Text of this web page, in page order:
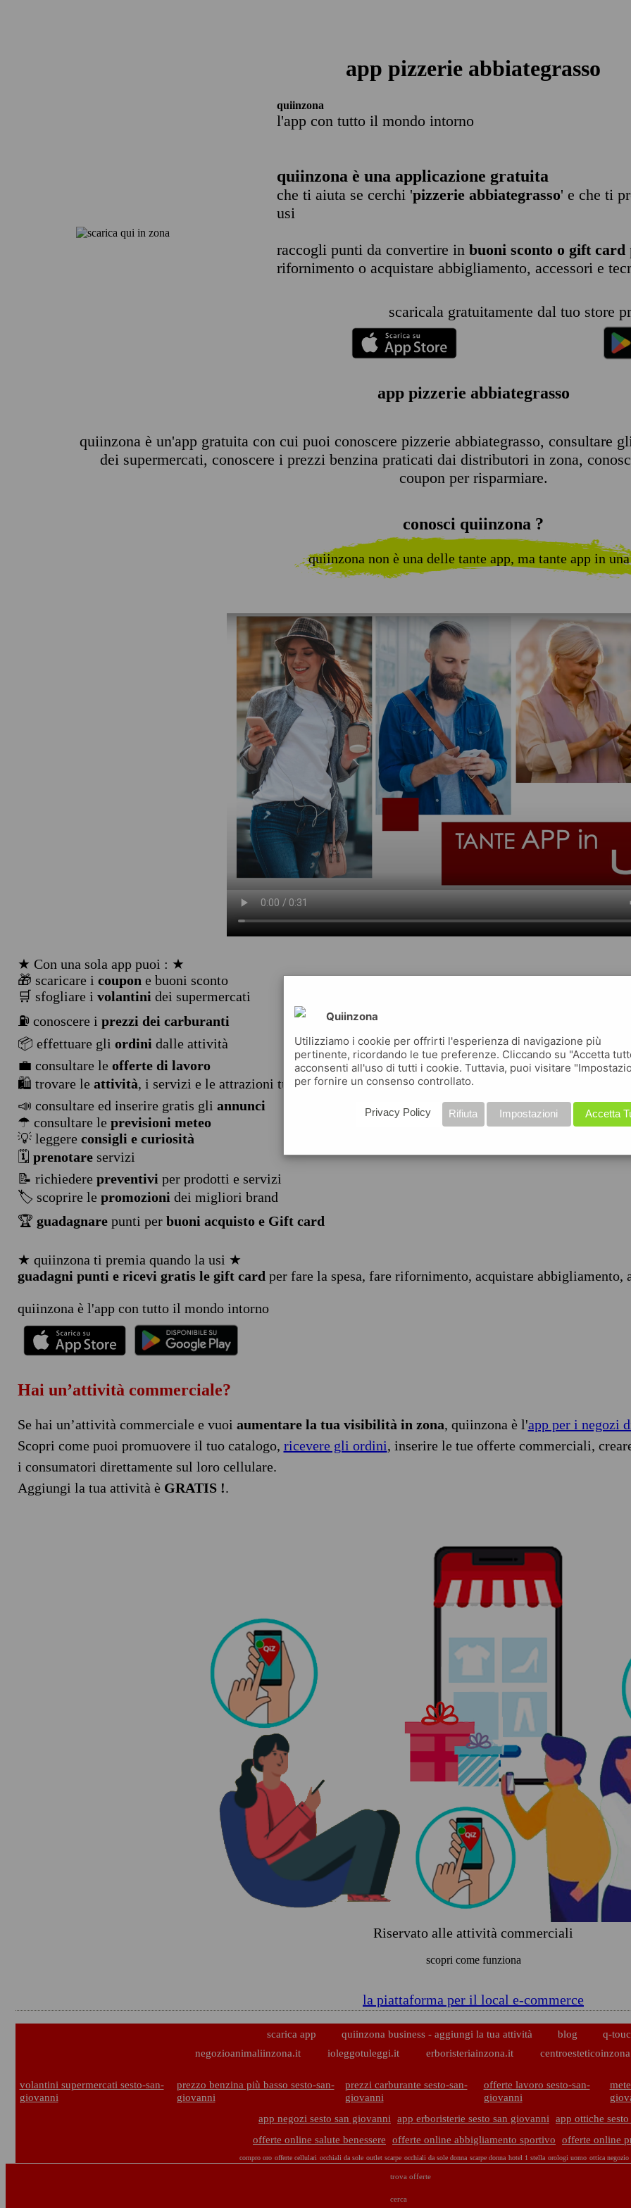
app pizzerie abbiategrasso
quiinzona
l'app con tutto il mondo intorno
quiinzona è una applicazione gratuita
che ti aiuta se cerchi 'pizzerie abbiategrasso' e che ti
usi
raccogli punti da convertire in buoni sconto o gift card
rifornimento o acquistare abbigliamento, accessori e
scaricala gratuitamente dal tuo store
app pizzerie abbiategrasso
quiinzona è un'app gratuita con cui puoi conoscere pizzerie abbiategrasso, consultare
dei supermercati, conoscere i prezzi benzina praticati dai distributori in zona,
coupon per risparmiare.
conosci quiinzona ?
quiinzona non è una delle tante app, ma tante app in
★ Con una sola app puoi : ★
🎁 scaricare i coupon e buoni sconto
🛒 sfogliare i volantini dei supermercati
⛽ conoscere i prezzi dei carburanti
📦 effettuare gli ordini dalle attività
💼 consultare le offerte di lavoro
🛍️ trovare le attività, i servizi e le attrazioni turistiche
📣 consultare ed inserire gratis gli annunci
☂ consultare le previsioni meteo
💡 leggere consigli e curiosità
🗓️ prenotareservizi
📝 richiedere preventivi per prodotti e servizi
🏷️ scoprire le promozioni dei migliori brand
🏆 guadagnarepunti per buoni acquisto e Gift card
★ quiinzona ti premia quando la usi ★
guadagni punti e ricevi gratis le gift card per fare la spesa, fare rifornimento, acquistare abbigliamento,
quiinzona è l'app con tutto il mondo intorno
Hai un’attività commerciale?
Se hai un’attività commerciale e vuoi aumentare la tua visibilità in zona, quiinzona è l'app per i negozi
Scopri come puoi promuovere il tuo catalogo, ricevere gli ordini, inserire le tue offerte commerciali,
i consumatori direttamente sul loro cellulare.
Aggiungi la tua attività è GRATIS !.
Riservato alle attività commerciali
scopri come funziona
la piattaforma per il local e-commerce
scarica app quiinzona business - aggiungi la tua attività blog
q-
negozioanimaliinzona.it
ioleggotuleggi.it erboristeriainzona.it
volantini supermercati sesto-san-
giovanni
prezzo benzina più basso sesto-san-
giovanni
prezzi carburante sesto-san-
giovanni
offerte lavoro sesto-san-
giovanni
app negozi sesto san giovanni
app erboristerie sesto san giovanni
app ottiche
offerte online salute benessere
offerte online abbigliamento sportivo offerte online
compro oro offerte cellulari occhiali da sole outlet scarpe occhiali da sole donna scarpe donna hotel 1 stella orologi uomo ottica negozio
trova offerte
cerca
Quiinzona
Utilizziamo i cookie per offrirti l'esperienza di navigazione più
pertinente, ricordando le tue preferenze. Cliccando su "Accetta
acconsenti all'uso di tutti i cookie. Tuttavia, puoi visitare
per fornire un consenso controllato.
Accetta
Impostazioni
Rifiuta
Privacy Policy